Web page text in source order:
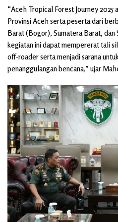
“Aceh Tropical Forest Journey 2025
Provinsi Aceh serta peserta dari
Barat (Bogor), Sumatera Barat, dan
kegiatan ini dapat mempererat tali
off-roader serta menjadi sarana
penanggulangan bencana,” ujar